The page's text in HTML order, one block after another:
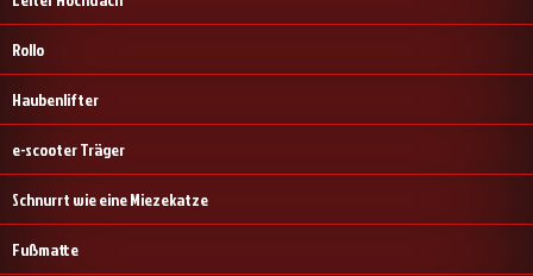
Rollo
Haubenlifter
e-scooter Träger
Schnurrt wie eine Miezekatze
Fußmatte